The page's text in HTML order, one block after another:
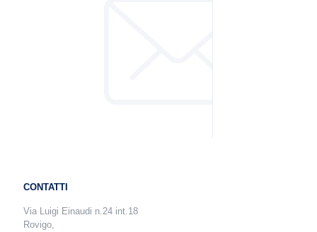
CONTATTI
Via Luigi Einaudi n.24 int.18
Rovigo,